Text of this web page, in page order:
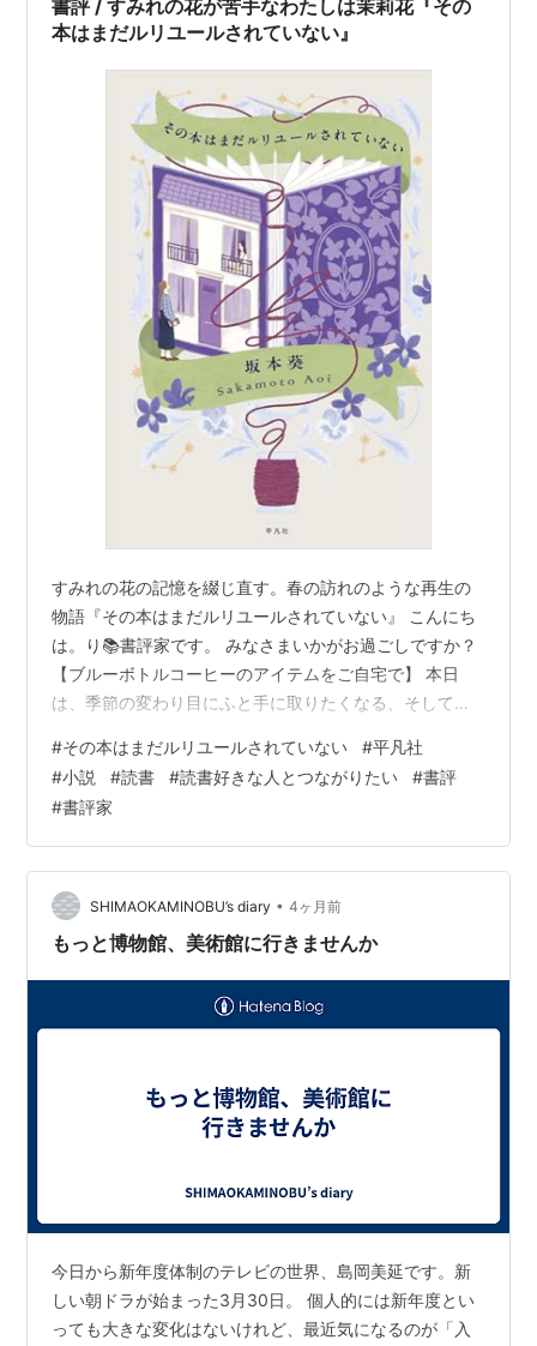
書評 / すみれの花が苦手なわたしは茉莉花『その
本はまだルリユールされていない』
すみれの花の記憶を綴じ直す。春の訪れのような再生の
物語『その本はまだルリユールされていない』 こんにち
は。り📚書評家です。 みなさまいかがお過ごしですか？
【ブルーボトルコーヒーのアイテムをご自宅で】 本日
は、季節の変わり目にふと手に取りたくなる、そして読
ような、美しい1冊をご紹介します。 坂本葵さんの小説
『その本はまだルリユールされていない』の書評です。
ずっと気になっていたこのタイトル。 実際にページをめ
くってみると、それは物語や本そのものを、いままでよ
りもずっと深く、切実に好きにならせてくれる魔法のよ
うな小説でした。 その本はまだルリユー…
#その本はまだルリユールされていない #平凡社
#小説 #読書 #読書好きな人とつながりたい #書評
#書評家
SHIMAOKAMINOBU’s diary • 4ヶ月前
もっと博物館、美術館に行きませんか
今日から新年度体制のテレビの世界、島岡美延です。新
しい朝ドラが始まった3月30日。 個人的には新年度とい
っても大きな変化はないけれど、最近気になるのが「入